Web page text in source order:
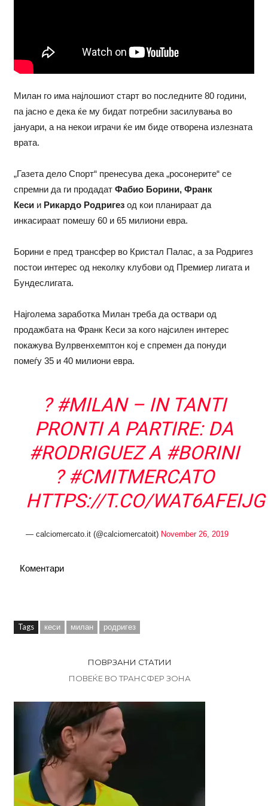
Милан го има најлошиот старт во последните 80 години,
па јасно е дека ќе му бидат потребни засилувања во
јануари, а на некои играчи ќе им биде отворена излезната
врата.
„Газета дело Спорт“ пренесува дека „росонерите“ се
спремни да ги продадат Фабио Борини, Франк
Кесии Рикардо Родригезод кои планираат да
инкасираат помешу 60 и 65 милиони евра.
Борини е пред трансфер во Кристал Палас, а за Родригез
постои интерес од неколку клубови од Премиер лигата и
Бундеслигата.
Најголема заработка Милан треба да оствари од
продажбата на Франк Кеси за кого најсилен интерес
покажува Вулрвенхемптон кој е спремен да понуди
помеѓу 35 и 40 милиони евра.
?#MILAN– IN TANTI
PRONTI A PARTIRE: DA
#RODRIGUEZA #BORINI
?#CMITMERCATO
HTTPS://T.CO/WAT6AFEIJG
— calciomercato.it (@calciomercatoit) November 26, 2019
Коментари
Tags кеси милан родригез
ПОВРЗАНИ СТАТИИ
ПОВЕЌЕ ВО ТРАНСФЕР ЗОНА